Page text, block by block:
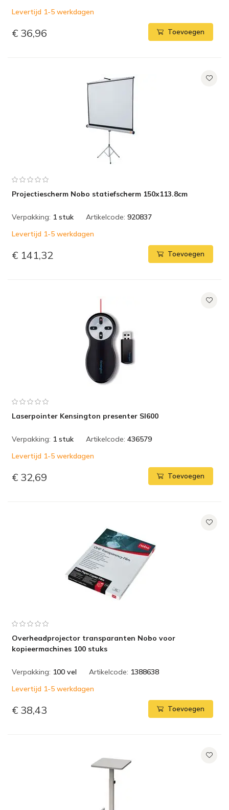
Levertijd 1-5 werkdagen
€ 36,96 Toevoegen
Projectiescherm Nobo statiefscherm 150x113.8cm
Verpakking: 1 stuk Artikelcode: 920837
Levertijd 1-5 werkdagen
€ 141,32 Toevoegen
Laserpointer Kensington presenter SI600
Verpakking: 1 stuk Artikelcode: 436579
Levertijd 1-5 werkdagen
€ 32,69 Toevoegen
Overheadprojector transparanten Nobo voor
kopieermachines 100 stuks
Verpakking: 100 vel Artikelcode: 1388638
Levertijd 1-5 werkdagen
€ 38,43 Toevoegen